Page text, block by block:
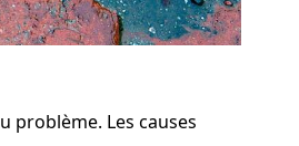
problème. Les causes